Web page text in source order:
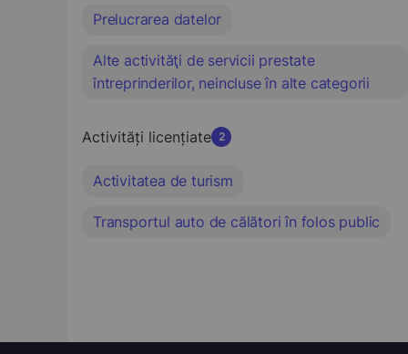
Prelucrarea datelor
Alte activităţi de servicii prestate
întreprinderilor, neincluse în alte categorii
Activități licențiate 2
Activitatea de turism
Transportul auto de călători în folos public